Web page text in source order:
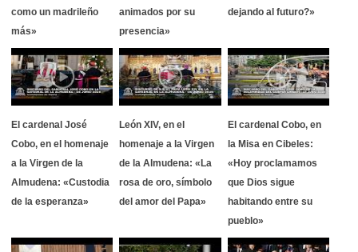
como un madrileño
más»
animados por su
presencia»
dejando al futuro?»
El cardenal José
Cobo, en el homenaje
a la Virgen de la
Almudena: «Custodia
de la esperanza»
León XIV, en el
homenaje a la Virgen
de la Almudena: «La
rosa de oro, símbolo
del amor del Papa»
El cardenal Cobo, en
la Misa en Cibeles:
«Hoy proclamamos
que Dios sigue
habitando entre su
pueblo»